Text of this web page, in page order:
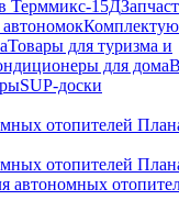
Терммикс-15Д
Товары для туризма и
для дома
SUP-доски
отопителей
отопителей
автономных